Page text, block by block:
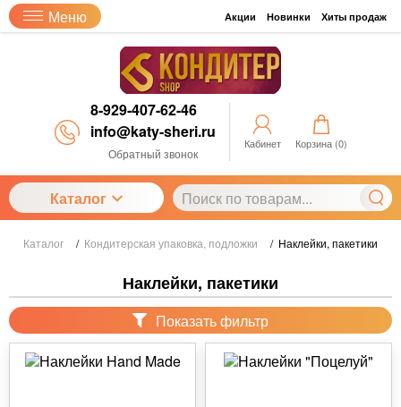
Меню Акции Новинки Хиты продаж
8-929-407-62-46
info@katy-sheri.ru
Обратный звонок
Кабинет Корзина (0)
Каталог
Каталог / Кондитерская упаковка, подложки / Наклейки, пакетики
Наклейки, пакетики
Показать фильтр